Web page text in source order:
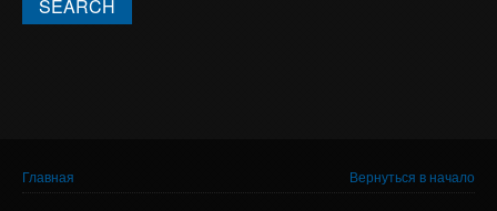
Вы здесь
Главная Вернуться в начало